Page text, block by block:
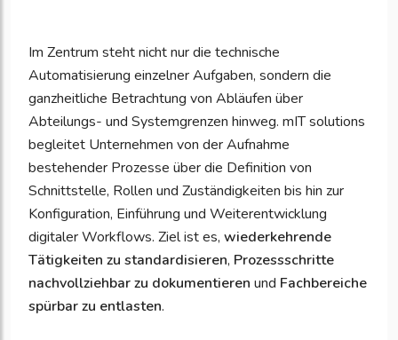
Im Zentrum steht nicht nur die technische
Automatisierung einzelner Aufgaben, sondern die
ganzheitliche Betrachtung von Abläufen über
Abteilungs- und Systemgrenzen hinweg. mIT solutions
begleitet Unternehmen von der Aufnahme
bestehender Prozesse über die Definition von
Schnittstelle, Rollen und Zuständigkeiten bis hin zur
Konfiguration, Einführung und Weiterentwicklung
digitaler Workflows. Ziel ist es, wiederkehrende
Tätigkeiten zu standardisieren, Prozessschritte
nachvollziehbar zu dokumentieren und Fachbereiche
spürbar zu entlasten.